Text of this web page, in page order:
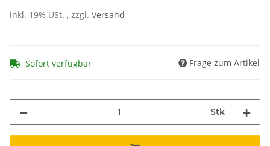
inkl. 19% USt. , zzgl. Versand
Sofort verfügbar Frage zum Artikel
Stk